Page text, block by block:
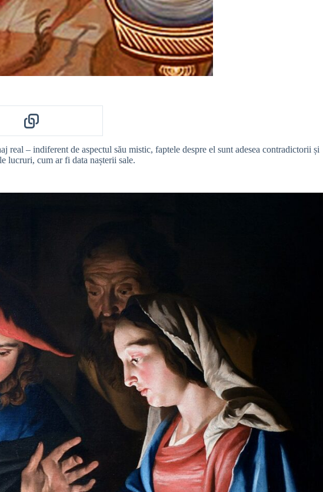
real – indiferent de aspectul său mistic, faptele despre el sunt adesea contradictorii și
lucruri, cum ar fi data nașterii sale.